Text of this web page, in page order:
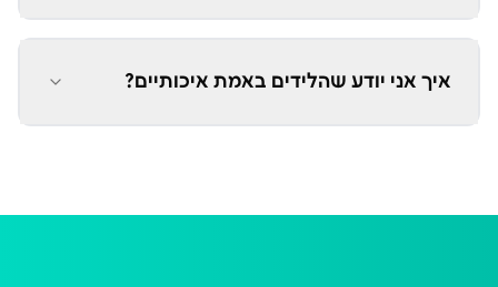
איך אני יודע שהלידים באמת איכותיים?